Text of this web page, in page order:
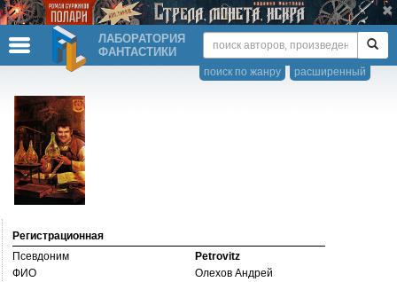
ЛАБОРАТОРИЯ
ФАНТАСТИКИ
расширенный
поиск по жанру
Регистрационная
Псевдоним
Petrovitz
ФИО
Олехов Андрей